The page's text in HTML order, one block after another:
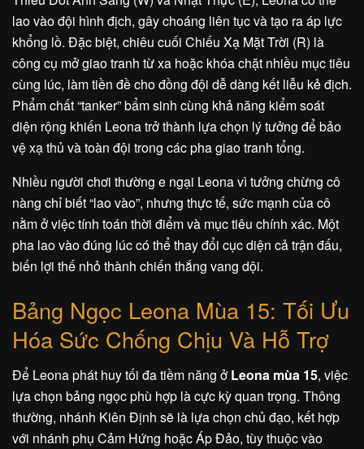
lao vào đội hình địch, gây choáng liên tục và tạo ra áp lực
khổng lồ. Đặc biệt, chiêu cuối Chiếu Xạ Mặt Trời (R) là
công cụ mở giao tranh từ xa hoặc khóa chặt nhiều mục tiêu
cùng lúc, làm tiền đề cho đồng đội dễ dàng kết liễu kẻ địch.
Phẩm chất “tanker” bẩm sinh cùng khả năng kiểm soát
diện rộng khiến Leona trở thành lựa chọn lý tưởng để bảo
vệ xạ thủ và toàn đội trong các pha giao tranh tổng.
Nhiều người chơi thường e ngại Leona vì tưởng chừng cô
nàng chỉ biết “lao vào”, nhưng thực tế, sức mạnh của cô
nằm ở việc tính toán thời điểm và mục tiêu chính xác. Một
pha lao vào đúng lúc có thể thay đổi cục diện cả trận đấu,
biến lợi thế nhỏ thành chiến thắng vang dội.
Bảng Ngọc Leona Mùa 15: Tối Ưu
Hóa Sức Chống Chịu Và Hỗ Trợ
Để Leona phát huy tối đa tiềm năng ở Leona mùa 15, việc
lựa chọn bảng ngọc phù hợp là cực kỳ quan trọng. Thông
thường, nhánh Kiên Định sẽ là lựa chọn chủ đạo, kết hợp
với nhánh phụ Cảm Hứng hoặc Áp Đảo, tùy thuộc vào